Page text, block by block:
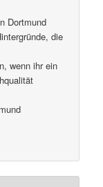
Dortmund
die
wenn ihr ein